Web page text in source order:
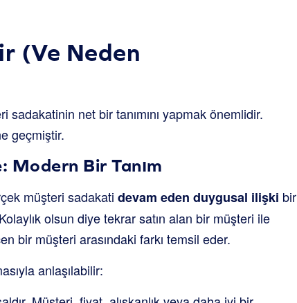
(Ve Neden
net bir tanımını yapmak önemlidir.
geçmiştir.
Modern Bir Tanım
müşteri sadakati devam eden duygusal ilişki bir
olsun diye tekrar satın alan bir müşteri ile
bir müşteri arasındaki farkı temsil eder.
anlaşılabilir: